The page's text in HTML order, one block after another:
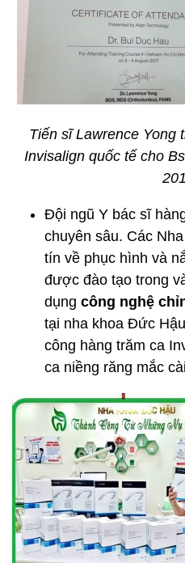
Tiến sĩ Lawrence Yong
Invisalign quốc tế cho
Đội ngũ Y bác sĩ
chuyên sâu. Các
tín về phục hình và
được đào tạo trong
dụng công nghệ
tại nha khoa Đức
công hàng trăm ca
ca niềng răng mắc